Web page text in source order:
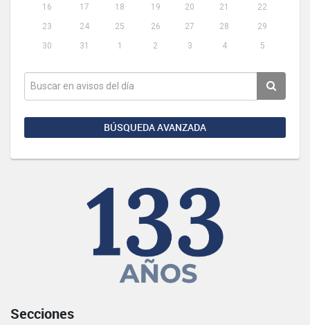
16
17 18 19 20 21
22
23
24 25 26 27 28
29
30
31 1 2 3 4 5
BÚSQUEDA AVANZADA
Secciones